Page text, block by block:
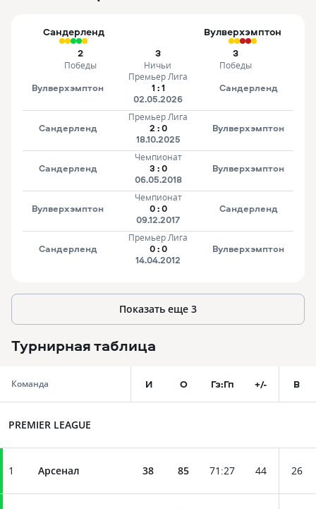
Сандерленд
Вулверхэмптон
2
Победы
3
Ничьи
3
Победы
Вулверхэмптон
Премьер Лига
1 :1
02.05.2026
Сандерленд
Сандерленд
Премьер Лига
2 :0
18.10.2025
Вулверхэмптон
Сандерленд
Чемпионат
3 :0
06.05.2018
Вулверхэмптон
Вулверхэмптон
Чемпионат
0:0
09.12.2017
Сандерленд
Сандерленд
Премьер Лига
0:0
14.04.2012
Вулверхэмптон
Показать еще 3
Турнирная таблица
Команда И О Гз:Гп +/- В
PREMIER LEAGUE
1 Арсенал 38 85 71 :27 44 26